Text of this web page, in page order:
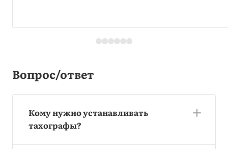
Вопрос/ответ
Кому нужно устанавливать
тахографы?